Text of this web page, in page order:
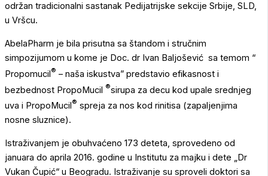
održan tradicionalni sastanak Pedijatrijske sekcije Srbije, SLD,
u Vršcu.
AbelaPharm je bila prisutna sa štandom i stručnim
simpozijumom u kome je Doc. dr Ivan Baljošević sa temom “
Propomucil® – naša iskustva” predstavio efikasnost i
bezbednost PropoMucil ®sirupa za decu kod upale srednjeg
uva i PropoMucil® spreja za nos kod rinitisa (zapaljenjima
nosne sluznice).
Istraživanjem je obuhvaćeno 173 deteta, sprovedeno od
januara do aprila 2016. godine u Institutu za majku i dete „Dr
Vukan Čupić“ u Beogradu. Istraživanje su sproveli doktori sa